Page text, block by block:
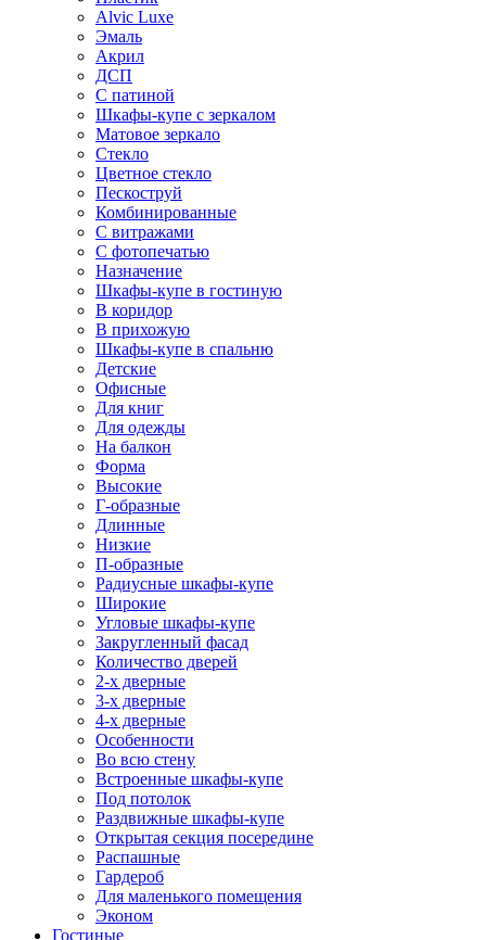
Alvic Luxe
Эмаль
Акрил
ДСП
С патиной
Шкафы-купе с зеркалом
Матовое зеркало
Стекло
Цветное стекло
Пескоструй
Комбинированные
С витражами
С фотопечатью
Назначение
Шкафы-купе в гостиную
В коридор
В прихожую
Шкафы-купе в спальню
Детские
Офисные
Для книг
Для одежды
На балкон
Форма
Высокие
Г-образные
Длинные
Низкие
П-образные
Радиусные шкафы-купе
Широкие
Угловые шкафы-купе
Закругленный фасад
Количество дверей
2-х дверные
3-х дверные
4-х дверные
Особенности
Во всю стену
Встроенные шкафы-купе
Под потолок
Раздвижные шкафы-купе
Открытая секция посередине
Распашные
Гардероб
Для маленького помещения
Эконом
Гостиные